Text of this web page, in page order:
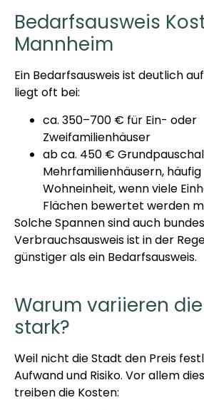
Bedarfsausweis
Mannheim
Ein Bedarfsausweis ist deutlich
liegt oft bei:
ca. 350–700 € für Ein- oder
Zweifamilienhäuser
ab ca. 450 €
Mehrfamilienhäusern,
Wohneinheit, wenn viele
Flächen bewertet werden
Solche Spannen sind auch
Verbrauchsausweis ist in der
günstiger als ein Bedarfsausweis.
Warum variieren
stark?
Weil nicht die Stadt den Preis
Aufwand und Risiko. Vor allem
treiben die Kosten: